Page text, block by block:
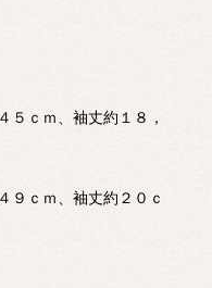
５ｃｍ、袖丈約１８，
９ｃｍ、袖丈約２０ｃ